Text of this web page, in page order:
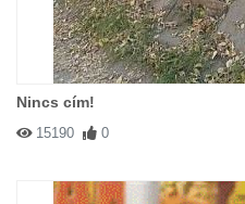
Nincs cím!
15190 0